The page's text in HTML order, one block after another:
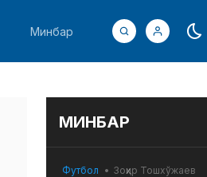
Минбар
МИНБАР
Футбол Зоҳир Тошхўжаев